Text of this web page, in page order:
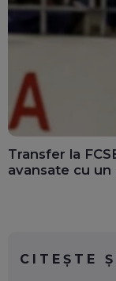
Transfer la
avansate cu
CITEȘTE